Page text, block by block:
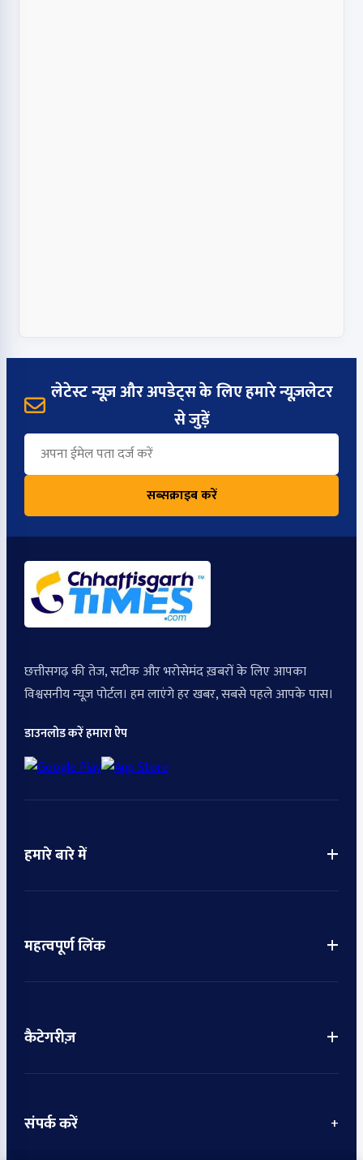
लेटेस्ट न्यूज़ और अपडेट्स के लिए हमारे न्यूज़लेटर
से जुड़ें
सब्सक्राइब करें
छत्तीसगढ़ की तेज, सटीक और भरोसेमंद ख़बरों के लिए आपका
विश्वसनीय न्यूज़ पोर्टल। हम लाएंगे हर खबर, सबसे पहले आपके पास।
डाउनलोड करें हमारा ऐप
हमारे बारे में +
महत्वपूर्ण लिंक +
कैटेगरीज़ +
संपर्क करें +